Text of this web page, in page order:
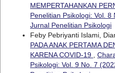
MEMPERTAHANKAN
Penelitian Psikologi: Vol.
Jurnal Penelitian Psikologi
Feby Pebriyanti Islami,
PADA ANAK PERTAMA
KARENA COVID-19
Psikologi: Vol. 9 No. 7